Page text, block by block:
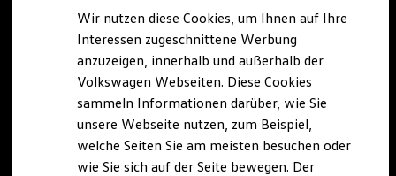
Laden unterwegs
Laden Zuhause
Ladestationen finden
Ladezeitensimulator
Batterie
Sicherheit
Nachhaltigkeit
Technologie
Kosten und Kauf
Wir nutzen diese Cookies, um Ihnen auf Ihre
Interessen zugeschnittene Werbung
anzuzeigen, innerhalb und außerhalb der
Volkswagen Webseiten. Diese Cookies
sammeln Informationen darüber, wie Sie
unsere Webseite nutzen, zum Beispiel,
welche Seiten Sie am meisten besuchen oder
wie Sie sich auf der Seite bewegen. Der